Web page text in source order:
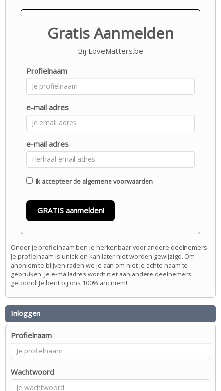
Gratis Aanmelden
Bij LoveMatters.be
Profielnaam
e-mail adres
e-mail adres
Ik accepteer de algemene voorwaarden
GRATIS aanmelden!
Onder je profielnaam ben je herkenbaar voor andere deelnemers.
Je profielnaam is uniek en kan later niet worden gewijzigd. Om
anoniem te blijven raden we je aan om niet je echte naam te
gebruiken. Je e-mailadres wordt niet aan andere deelnemers
getoond! Je bent bij ons 100% anoniem!
Inloggen
Profielnaam
Wachtwoord